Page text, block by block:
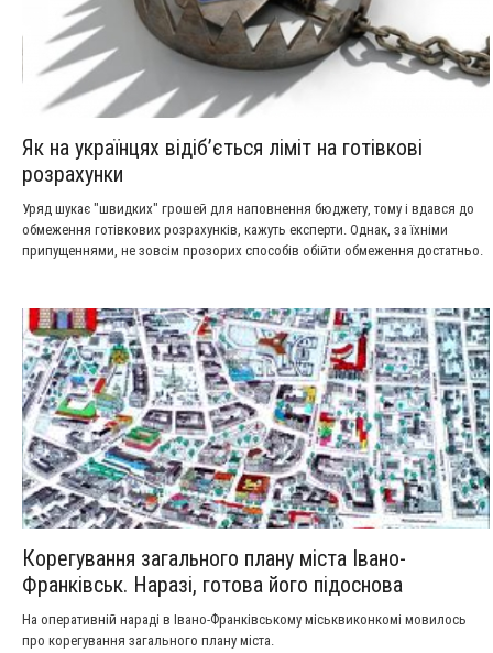
Як на українцях відіб’ється ліміт на готівкові
розрахунки
Уряд шукає "швидких" грошей для наповнення бюджету, тому і вдався до
обмеження готівкових розрахунків, кажуть експерти. Однак, за їхніми
припущеннями, не зовсім прозорих способів обійти обмеження достатньо.
Корегування загального плану міста Івано-
Франківськ. Наразі, готова його підоснова
На оперативній нараді в Івано-Франківському міськвиконкомі мовилось
про корегування загального плану міста.